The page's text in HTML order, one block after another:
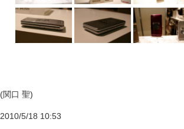
(関口 聖)
2010/5/18 10:53